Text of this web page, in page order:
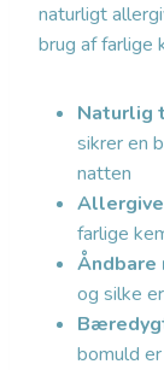
naturligt
brug af farlige
Naturlig
sikrer en
natten
farlige
Åndbare
og silke
bomuld